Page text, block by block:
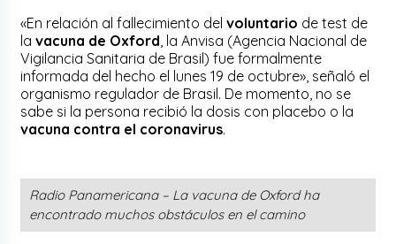
«En relación al fallecimiento delvoluntario de test de
lavacuna de Oxford , la Anvisa (Agencia Nacional de
Vigilancia Sanitaria de Brasil) fue formalmente
informada del hecho el lunes 19 de octubre», señaló el
organismo regulador de Brasil. De momento, no se
sabe si la persona recibió la dosis con placebo o la
vacuna contra el coronavirus.
Radio Panamericana – La vacuna de Oxford ha
encontrado muchos obstáculos en el camino